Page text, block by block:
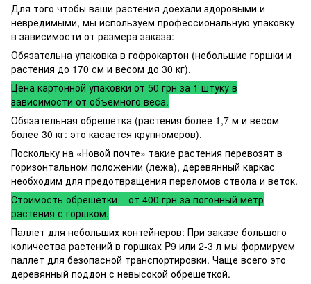
Для того чтобы ваши растения доехали здоровыми и
невредимыми, мы используем профессиональную упаковку
в зависимости от размера заказа:
Обязательна упаковка в гофрокартон (небольшие горшки и
растения до 170 см и весом до 30 кг).
Цена картонной упаковки от 50 грн за 1 штуку в
зависимости от объемного веса.
Обязательная обрешетка (растения более 1,7 м и весом
более 30 кг: это касается крупномеров).
Поскольку на «Новой почте» такие растения перевозят в
горизонтальном положении (лежа), деревянный каркас
необходим для предотвращения переломов ствола и веток.
Стоимость обрешетки – от 400 грн за погонный метр
растения с горшком.
Паллет для небольших контейнеров: При заказе большого
количества растений в горшках P9 или 2-3 л мы формируем
паллет для безопасной транспортировки. Чаще всего это
деревянный поддон с невысокой обрешеткой.